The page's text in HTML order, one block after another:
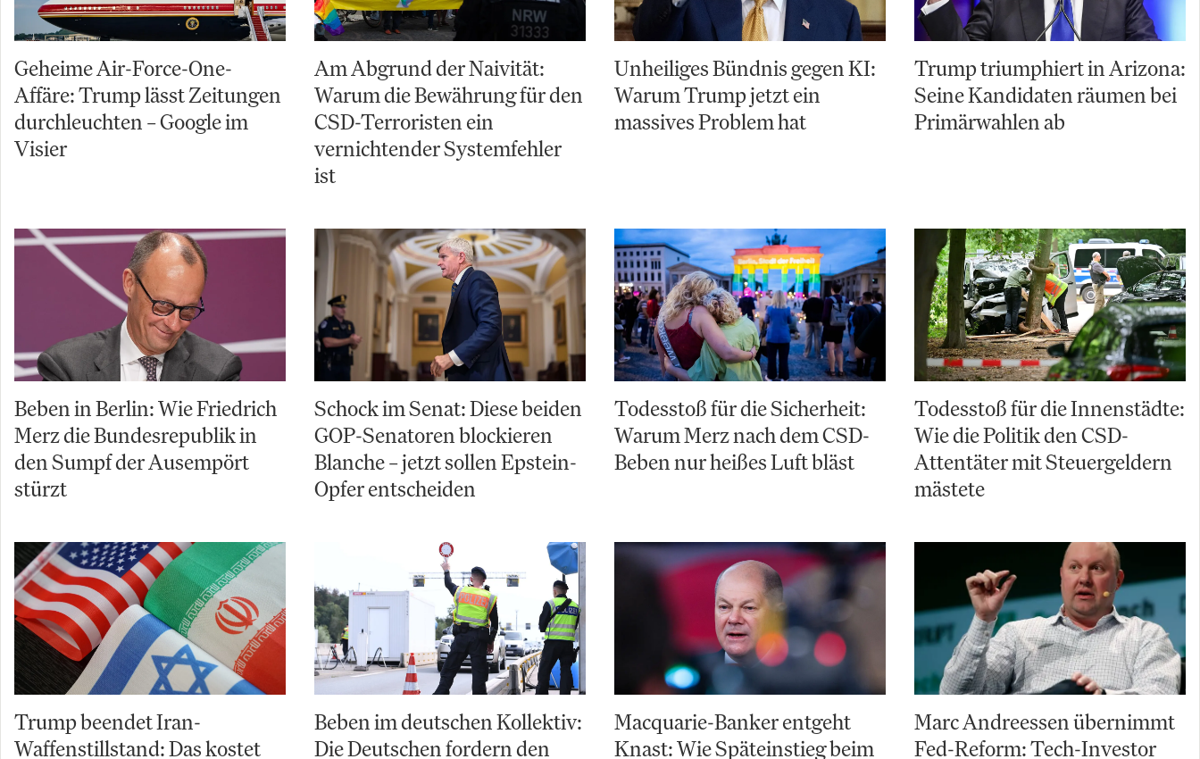
Geheime Air-Force-One-
Affäre: Trump lässt Zeitungen
durchleuchten – Google im
Visier
Am Abgrund der Naivität:
Warum die Bewährung für den
CSD-Terroristen ein
vernichtender Systemfehler
ist
Unheiliges Bündnis gegen KI:
Warum Trump jetzt ein
massives Problem hat
Trump triumphiert in Arizona:
Seine Kandidaten räumen bei
Primärwahlen ab
Beben in Berlin: Wie Friedrich
Merz die Bundesrepublik in
den Sumpf der Ausempört
stürzt
Schock im Senat: Diese beiden
GOP-Senatoren blockieren
Blanche – jetzt sollen Epstein-
Opfer entscheiden
Todesstoß für die Sicherheit:
Warum Merz nach dem CSD-
Beben nur heißes Luft bläst
Todesstoß für die Innenstädte:
Wie die Politik den CSD-
Attentäter mit Steuergeldern
mästete
Trump beendet Iran-
Waffenstillstand: Das kostet
Beben im deutschen Kollektiv:
Die Deutschen fordern den
Macquarie-Banker entgeht
Knast: Wie Späteinstieg beim
Marc Andreessen übernimmt
Fed-Reform: Tech-Investor